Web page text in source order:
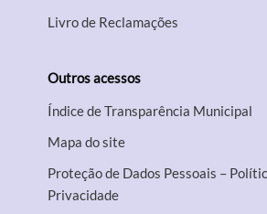
Livro de Reclamações
Outros acessos
Índice de Transparência Municipal
Mapa do site
Proteção de Dados Pessoais –
Privacidade